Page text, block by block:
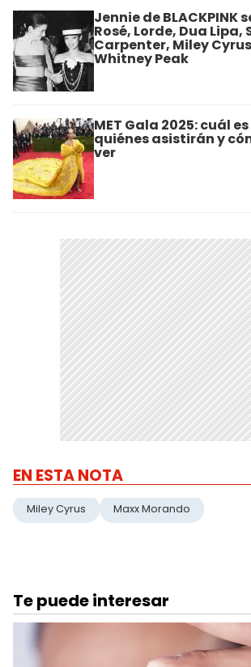
Jennie de BLACKPINK
Rosé, Lorde, Dua Lipa,
Carpenter, Miley
Whitney Peak
MET Gala 2025: cuál
quiénes asistirán y
ver
EN ESTA NOTA
Miley Cyrus Maxx Morando